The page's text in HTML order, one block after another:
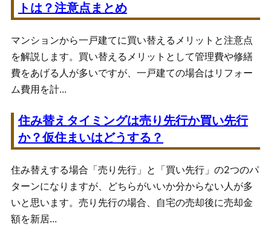
トは？注意点まとめ
マンションから一戸建てに買い替えるメリットと注意点
を解説します。買い替えるメリットとして管理費や修繕
費をあげる人が多いですが、一戸建ての場合はリフォー
ム費用を計...
住み替えタイミングは売り先行か買い先行
か？仮住まいはどうする？
住み替えする場合「売り先行」と「買い先行」の2つのパ
ターンになりますが、どちらがいいか分からない人が多
いと思います。売り先行の場合、自宅の売却後に売却金
額を新居...